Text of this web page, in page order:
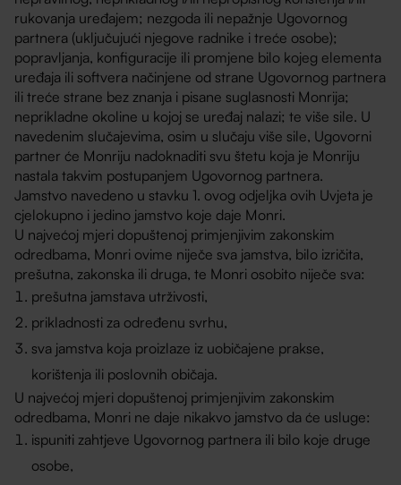
rukovanja uređajem; nezgoda ili nepažnje Ugovornog
partnera (uključujući njegove radnike i treće osobe);
popravljanja, konfiguracije ili promjene bilo kojeg elementa
uređaja ili softvera načinjene od strane Ugovornog partnera
ili treće strane bez znanja i pisane suglasnosti Monrija;
neprikladne okoline u kojoj se uređaj nalazi; te više sile. U
navedenim slučajevima, osim u slučaju više sile, Ugovorni
partner će Monriju nadoknaditi svu štetu koja je Monriju
nastala takvim postupanjem Ugovornog partnera.
Jamstvo navedeno u stavku 1. ovog odjeljka ovih Uvjeta je
cjelokupno i jedino jamstvo koje daje Monri.
U najvećoj mjeri dopuštenoj primjenjivim zakonskim
odredbama, Monri ovime niječe sva jamstva, bilo izričita,
prešutna, zakonska ili druga, te Monri osobito niječe sva:
prešutna jamstava utrživosti,
prikladnosti za određenu svrhu,
sva jamstva koja proizlaze iz uobičajene prakse,
korištenja ili poslovnih običaja.
U najvećoj mjeri dopuštenoj primjenjivim zakonskim
odredbama, Monri ne daje nikakvo jamstvo da će usluge:
ispuniti zahtjeve Ugovornog partnera ili bilo koje druge
osobe,